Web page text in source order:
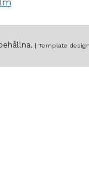
| Template